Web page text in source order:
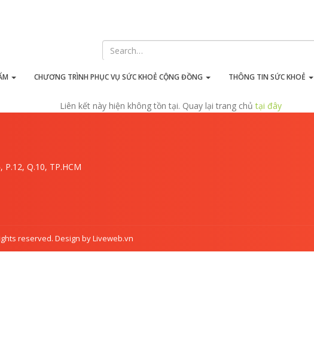
CHƯƠNG TRÌNH PHỤC VỤ SỨC KHOẺ CỘNG ĐỒNG THÔNG TIN SỨC KHOẺ
Liên kết này hiện không tồn tại
Liên kết này hiện không tồn tại. Quay lại trang chủtại đây
Q.10, TP.HCM
reserved. Design by Liveweb.vn